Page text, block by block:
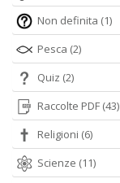
Non definita (1)
Pesca (2)
Quiz (2)
Raccolte PDF (43)
Religioni (6)
Scienze (11)